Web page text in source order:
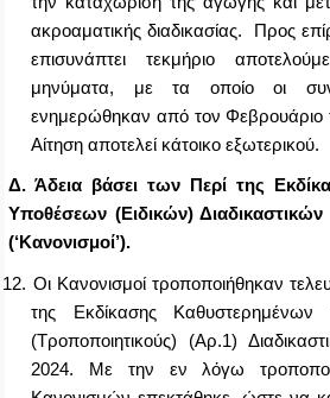
ακροαματικής διαδικασίας. Προς
επισυνάπτει τεκμήριο
μηνύματα, με τα οποίο οι
ενημερώθηκαν από τον Φεβρουάριο
Αίτηση αποτελεί κάτοικο εξωτερικού.
Δ. Άδεια βάσει των
Περί της
Υποθέσεων (Ειδικών) Διαδικαστικών
(‘Κανονισμοί’).
12. Οι Κανονισμοί τροποποιήθηκαν
της Εκδίκασης Καθυστερημένων
(Τροποποιητικούς) (Αρ.1)
2024. Με την εν λόγω